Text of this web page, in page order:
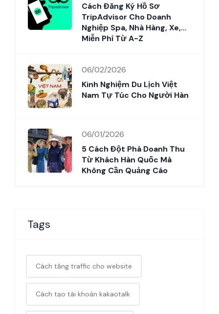
Cách Đăng Ký Hồ Sơ
TripAdvisor Cho Doanh
Nghiệp Spa, Nhà Hàng, Xe,…
Miễn Phí Từ A-Z
06/02/2026
Kinh Nghiệm Du Lịch Việt
Nam Tự Túc Cho Người Hàn
06/01/2026
5 Cách Đột Phá Doanh Thu
Từ Khách Hàn Quốc Mà
Không Cần Quảng Cáo
Tags
Cách tăng traffic cho website
Cách tạo tài khoản kakaotalk